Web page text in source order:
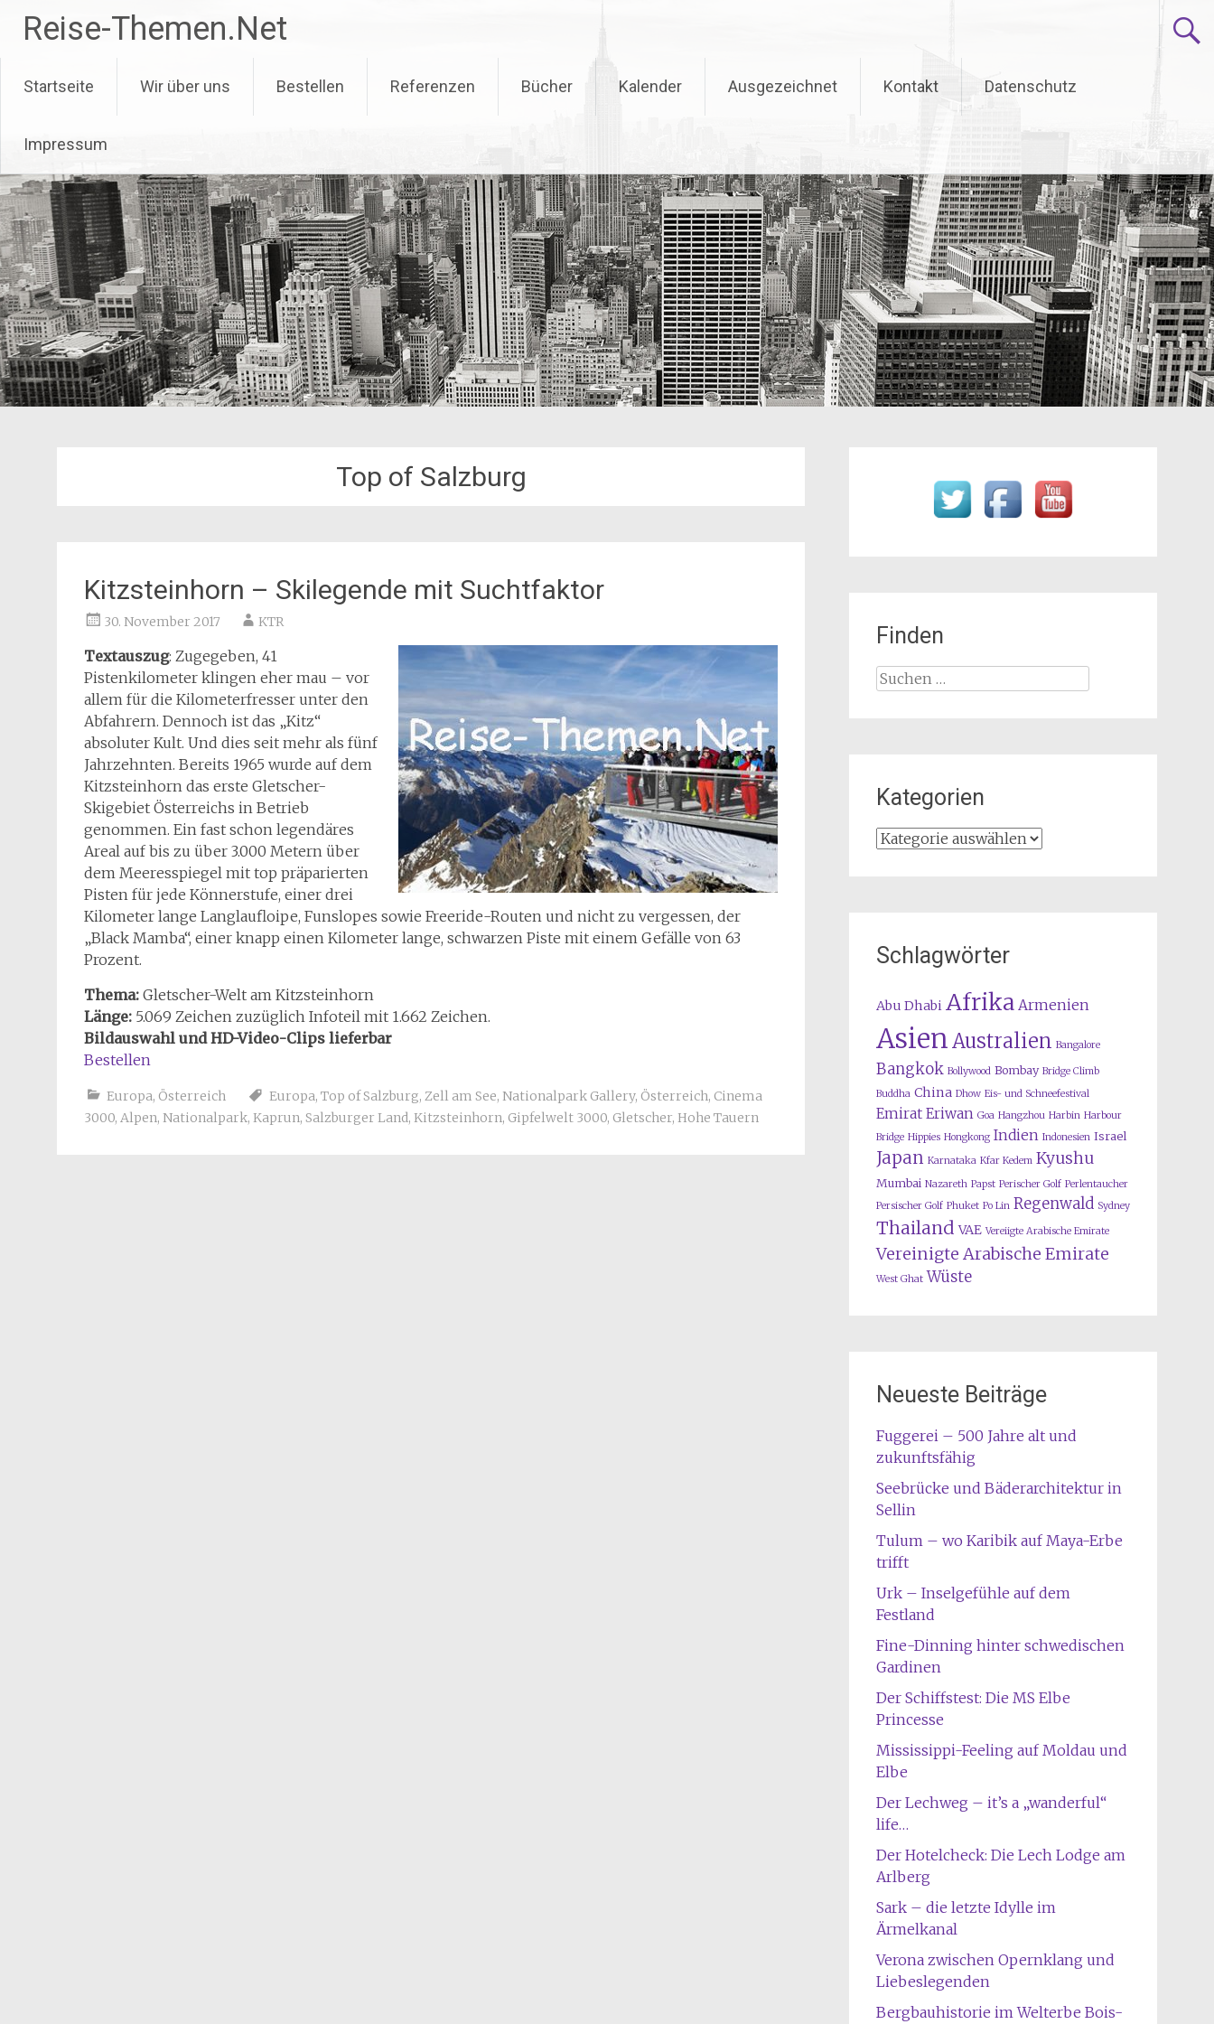
Inhalt
springen
Reise-Themen.Net
Startseite Wir über uns Bestellen Referenzen Bücher Kalender Ausgezeichnet Kontakt Datenschutz
Impressum
Top of Salzburg
Kitzsteinhorn – Skilegende mit Suchtfaktor
30. November 2017 KTR
Textauszug: Zugegeben, 41
Pistenkilometer klingen eher mau – vor
allem für die Kilometerfresser unter den
Abfahrern. Dennoch ist das „Kitz“
absoluter Kult. Und dies seit mehr als fünf
Jahrzehnten. Bereits 1965 wurde auf dem
Kitzsteinhorn das erste Gletscher-
Skigebiet Österreichs in Betrieb
genommen. Ein fast schon legendäres
Areal auf bis zu über 3.000 Metern über
dem Meeresspiegel mit top präparierten
Pisten für jede Könnerstufe, einer drei
Kilometer lange Langlaufloipe, Funslopes sowie Freeride-Routen und nicht zu vergessen, der
„Black Mamba“, einer knapp einen Kilometer lange, schwarzen Piste mit einem Gefälle von 63
Prozent.
Thema: Gletscher-Welt am Kitzsteinhorn
Länge: 5.069 Zeichen zuzüglich Infoteil mit 1.662 Zeichen.
Bildauswahl und HD-Video-Clips lieferbar
Bestellen
Europa, Österreich Europa, Top of Salzburg, Zell am See, Nationalpark Gallery, Österreich, Cinema
3000, Alpen, Nationalpark, Kaprun, Salzburger Land, Kitzsteinhorn, Gipfelwelt 3000, Gletscher, Hohe Tauern
Finden
Suchen
Kategorien
Kategorien
Schlagwörter
Abu Dhabi Afrika Armenien
AsienAustralien Bangalore
Bangkok Bollywood Bombay Bridge Climb
Buddha China Dhow Eis- und Schneefestival
Emirat Eriwan Goa Hangzhou Harbin Harbour
Bridge Hippies Hongkong Indien Indonesien Israel
Japan Karnataka Kfar Kedem Kyushu
Mumbai Nazareth Papst Perischer Golf Perlentaucher
Persischer Golf Phuket Po Lin Regenwald Sydney
Thailand VAE Vereiigte Arabische Emirate
Vereinigte Arabische Emirate
West Ghat Wüste
Neueste Beiträge
Fuggerei – 500 Jahre alt und
zukunftsfähig
Seebrücke und Bäderarchitektur in
Sellin
Tulum – wo Karibik auf Maya-Erbe
trifft
Urk – Inselgefühle auf dem
Festland
Fine-Dinning hinter schwedischen
Gardinen
Der Schiffstest: Die MS Elbe
Princesse
Mississippi-Feeling auf Moldau und
Elbe
Der Lechweg – it’s a „wanderful“
life…
Der Hotelcheck: Die Lech Lodge am
Arlberg
Sark – die letzte Idylle im
Ärmelkanal
Verona zwischen Opernklang und
Liebeslegenden
Bergbauhistorie im Welterbe Bois-